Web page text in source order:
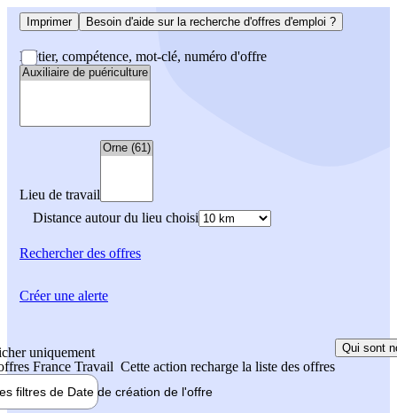
Imprimer Besoin d'aide sur la recherche d'offres d'emploi ?
Métier, compétence, mot-clé, numéro d'offre
Lieu de travail
Distance autour du lieu choisi
Rechercherdes offres
uniquement
France Travail Cette action recharge la liste des offres
Qui sont
filtres de Date de création de l'offre
Créer une alerte